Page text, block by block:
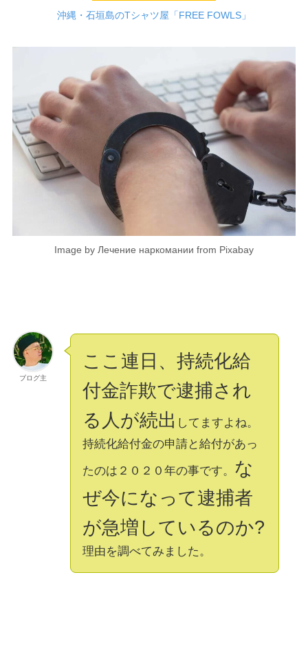
沖縄・石垣島のTシャツ屋「FREE FOWLS」
Image by Лечение наркомании from Pixabay
ブログ主
ここ連日、持続化給
付金詐欺で逮捕され
る人が続出 してますよね。
持続化給付金の申請と給付があっ
たのは２０２０年の事です。 な
ぜ今になって逮捕者
が急増しているのか?
理由を調べてみました。